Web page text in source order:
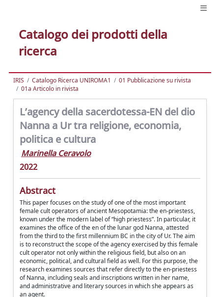
Catalogo dei prodotti della
ricerca
IRIS Catalogo Ricerca UNIROMA1
01 Pubblicazione su rivista
01a Articolo in rivista
L’agency della sacerdotessa-EN del dio
Nanna a Ur tra religione, economia,
politica e cultura
Marinella Ceravolo
2022
Abstract
This paper focuses on the study of one of the most important
female cult operators of ancient Mesopotamia: the en-priestess,
known under the modern label of “high priestess”. In particular, it
examines the office of the en of the lunar god Nanna, attested
from the third to the first millennium BC in the city of Ur. The aim
is to reconstruct the scope of the agency exercised by this female
cult operator not only within the religious field, but also on an
economic, political, and cultural field as well. For this purpose, the
research examines sources that refer directly to the en-priestess
of Nanna, including seals and inscriptions written in her name,
and administrative and literary sources in which she appears as
an agent.